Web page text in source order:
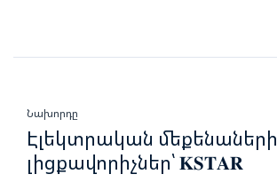
Նախորդը
Էլեկտրական մեքենաների
լիցքավորիչներ՝ 𝐊𝐒𝐓𝐀𝐑